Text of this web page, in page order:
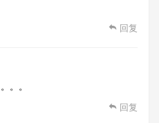
回复
。。
回复